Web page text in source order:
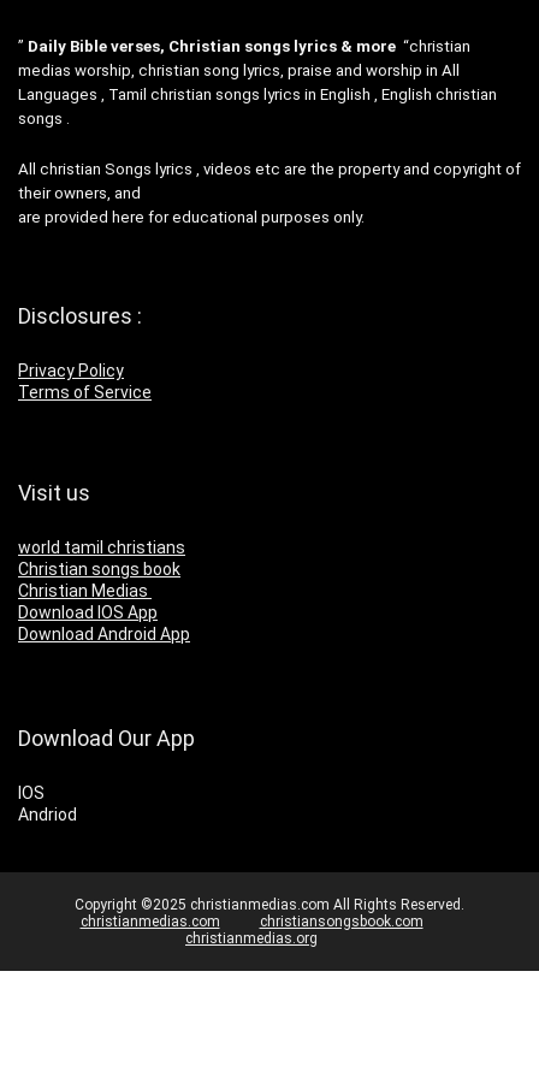
” Daily Bible verses, Christian songs lyrics & more “christian
medias worship, christian song lyrics, praise and worship in All
Languages , Tamil christian songs lyrics in English , English christian
songs .
All christian Songs lyrics , videos etc are the property and copyright of
their owners, and
are provided here for educational purposes only.
Disclosures :
Privacy Policy
Terms of Service
Visit us
world tamil christians
Christian songs book
Christian Medias
Download IOS App
Download Android App
Download Our App
IOS
Andriod
Copyright ©2025 christianmedias.com All Rights Reserved.
christianmedias.com
christiansongsbook.com
christianmedias.org